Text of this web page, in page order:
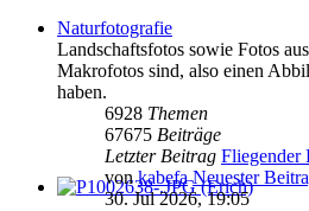
Naturfotografie
Landschaftsfotos sowie Fotos
Makrofotos sind, also einen
haben.
6928 Themen
67675 Beiträge
Letzter Beitrag Fliegender
vonkabefa Neuester
30. Jul 2026, 19:05